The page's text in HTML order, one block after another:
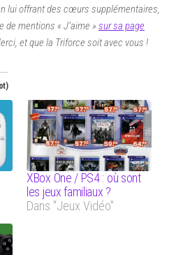
lui offrant des cœurs supplémentaires,
de mentions « J’aime » sur sa page
et que la Triforce soit avec vous !
XBox One / PS4 : où sont
les jeux familiaux ?
Dans "Jeux Vidéo"